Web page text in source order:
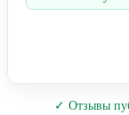
✓ Отзывы